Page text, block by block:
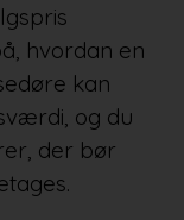
hvordan en
kan
og du
der bør